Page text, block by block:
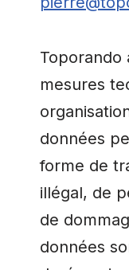
Toporando
mesures
données
forme de
illégal, de
de
données